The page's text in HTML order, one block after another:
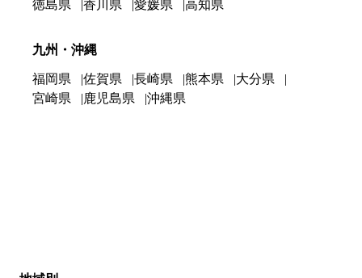
徳島県
香川県 愛媛県 高知県
九州・沖縄
福岡県 佐賀県 長崎県 熊本県
大分県
宮崎県
鹿児島県 沖縄県